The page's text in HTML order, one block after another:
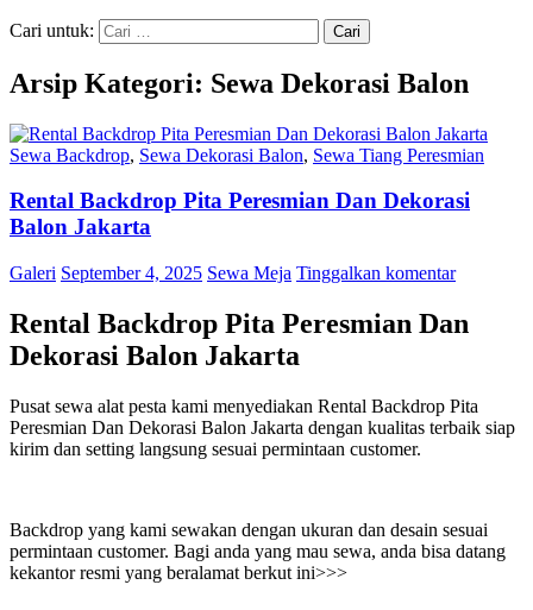
Cari untuk:
Arsip Kategori: Sewa Dekorasi Balon
Sewa Backdrop, Sewa Dekorasi Balon, Sewa Tiang Peresmian
Rental Backdrop Pita Peresmian Dan Dekorasi
Balon Jakarta
Galeri September 4, 2025 Sewa Meja Tinggalkan komentar
Rental Backdrop Pita Peresmian Dan
Dekorasi Balon Jakarta
Pusat sewa alat pesta kami menyediakan Rental Backdrop Pita
Peresmian Dan Dekorasi Balon Jakarta dengan kualitas terbaik siap
kirim dan setting langsung sesuai permintaan customer.
Backdrop yang kami sewakan dengan ukuran dan desain sesuai
permintaan customer. Bagi anda yang mau sewa, anda bisa datang
kekantor resmi yang beralamat berkut ini>>>